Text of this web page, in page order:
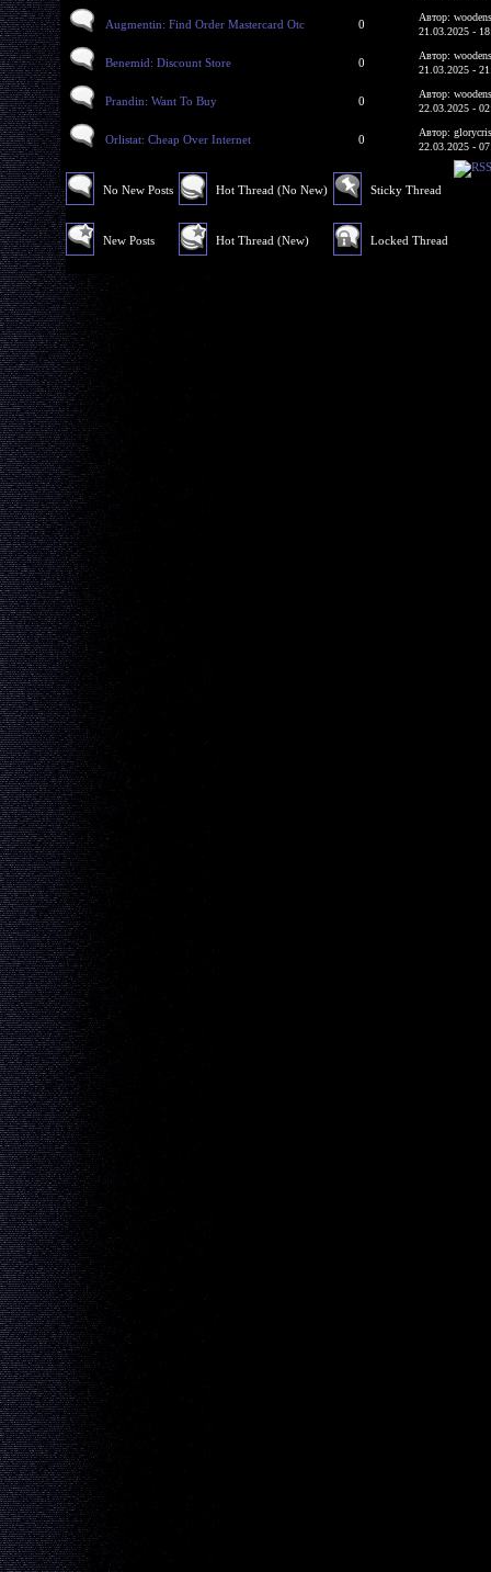
Augmentin: Find Order Mastercard Otc 0
Автор:
21.03.2025 -
Benemid: Discount Store 0
Автор:
21.03.2025 -
Prandin: Want To Buy 0
Автор:
22.03.2025 -
Orlistat: Cheap Over Internet 0
Автор:
22.03.2025 -
No New Posts
New Posts
Hot Thread (No New)
Hot Thread (New)
Sticky Thread
Locked Thread